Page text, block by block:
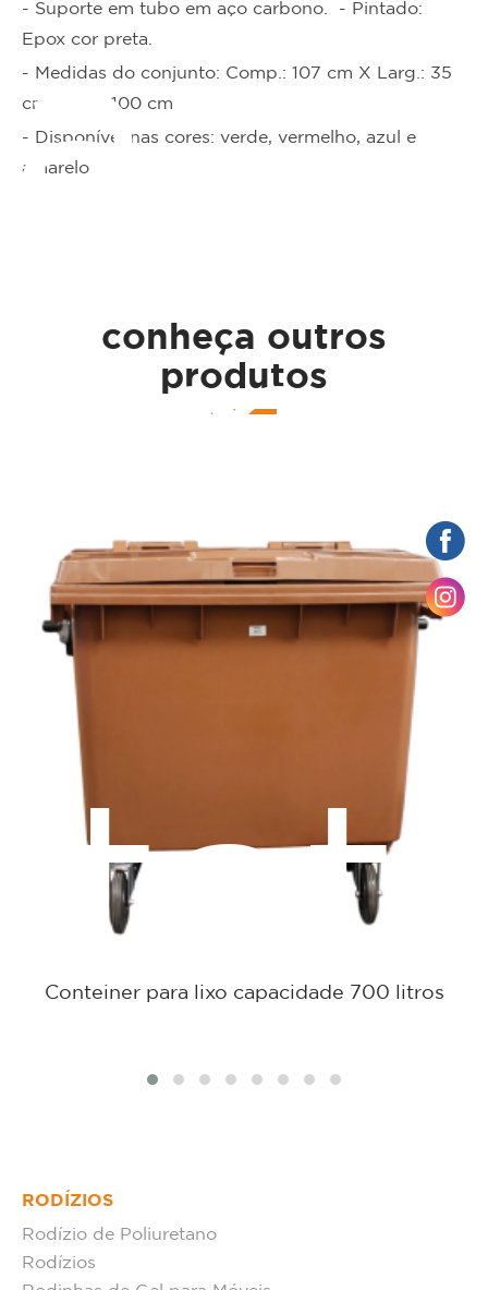
- Suporte em tubo em aço carbono. - Pintado:
Epox cor preta.
- Medidas do conjunto: Comp.: 107 cm X Larg.: 35
cm X Alt.: 100 cm
- Disponível nas cores: verde, vermelho, azul e
amarelo
conheça outros
produtos
Conteiner para lixo capacidade 700 litros
RODÍZIOS
Rodízio de Poliuretano
Rodízios